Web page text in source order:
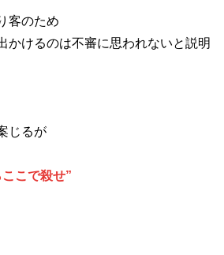
客のため
かけるのは不審に思われないと説明
じるが
こで殺せ”